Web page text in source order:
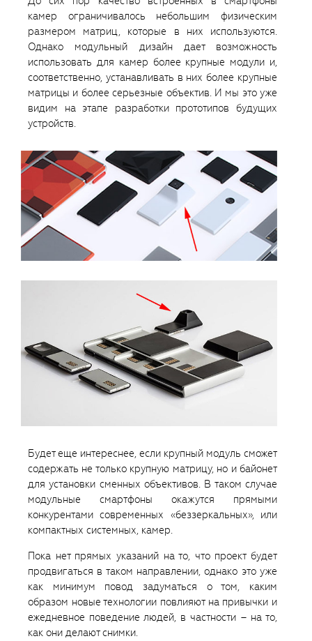
камер ограничивалось небольшим физическим
размером матриц, которые в них используются.
Однако модульный дизайн дает возможность
использовать для камер более крупные модули и,
соответственно, устанавливать в них более крупные
матрицы и более серьезные объектив. И мы это уже
видим на этапе разработки прототипов будущих
устройств.
Будет еще интереснее, если крупный модуль сможет
содержать не только крупную матрицу, но и байонет
для установки сменных объективов. В таком случае
модульные смартфоны окажутся прямыми
конкурентами современных «беззеркальных», или
компактных системных, камер.
Пока нет прямых указаний на то, что проект будет
продвигаться в таком направлении, однако это уже
как минимум повод задуматься о том, каким
образом новые технологии повлияют на привычки и
ежедневное поведение людей, в частности – на то,
как они делают снимки.